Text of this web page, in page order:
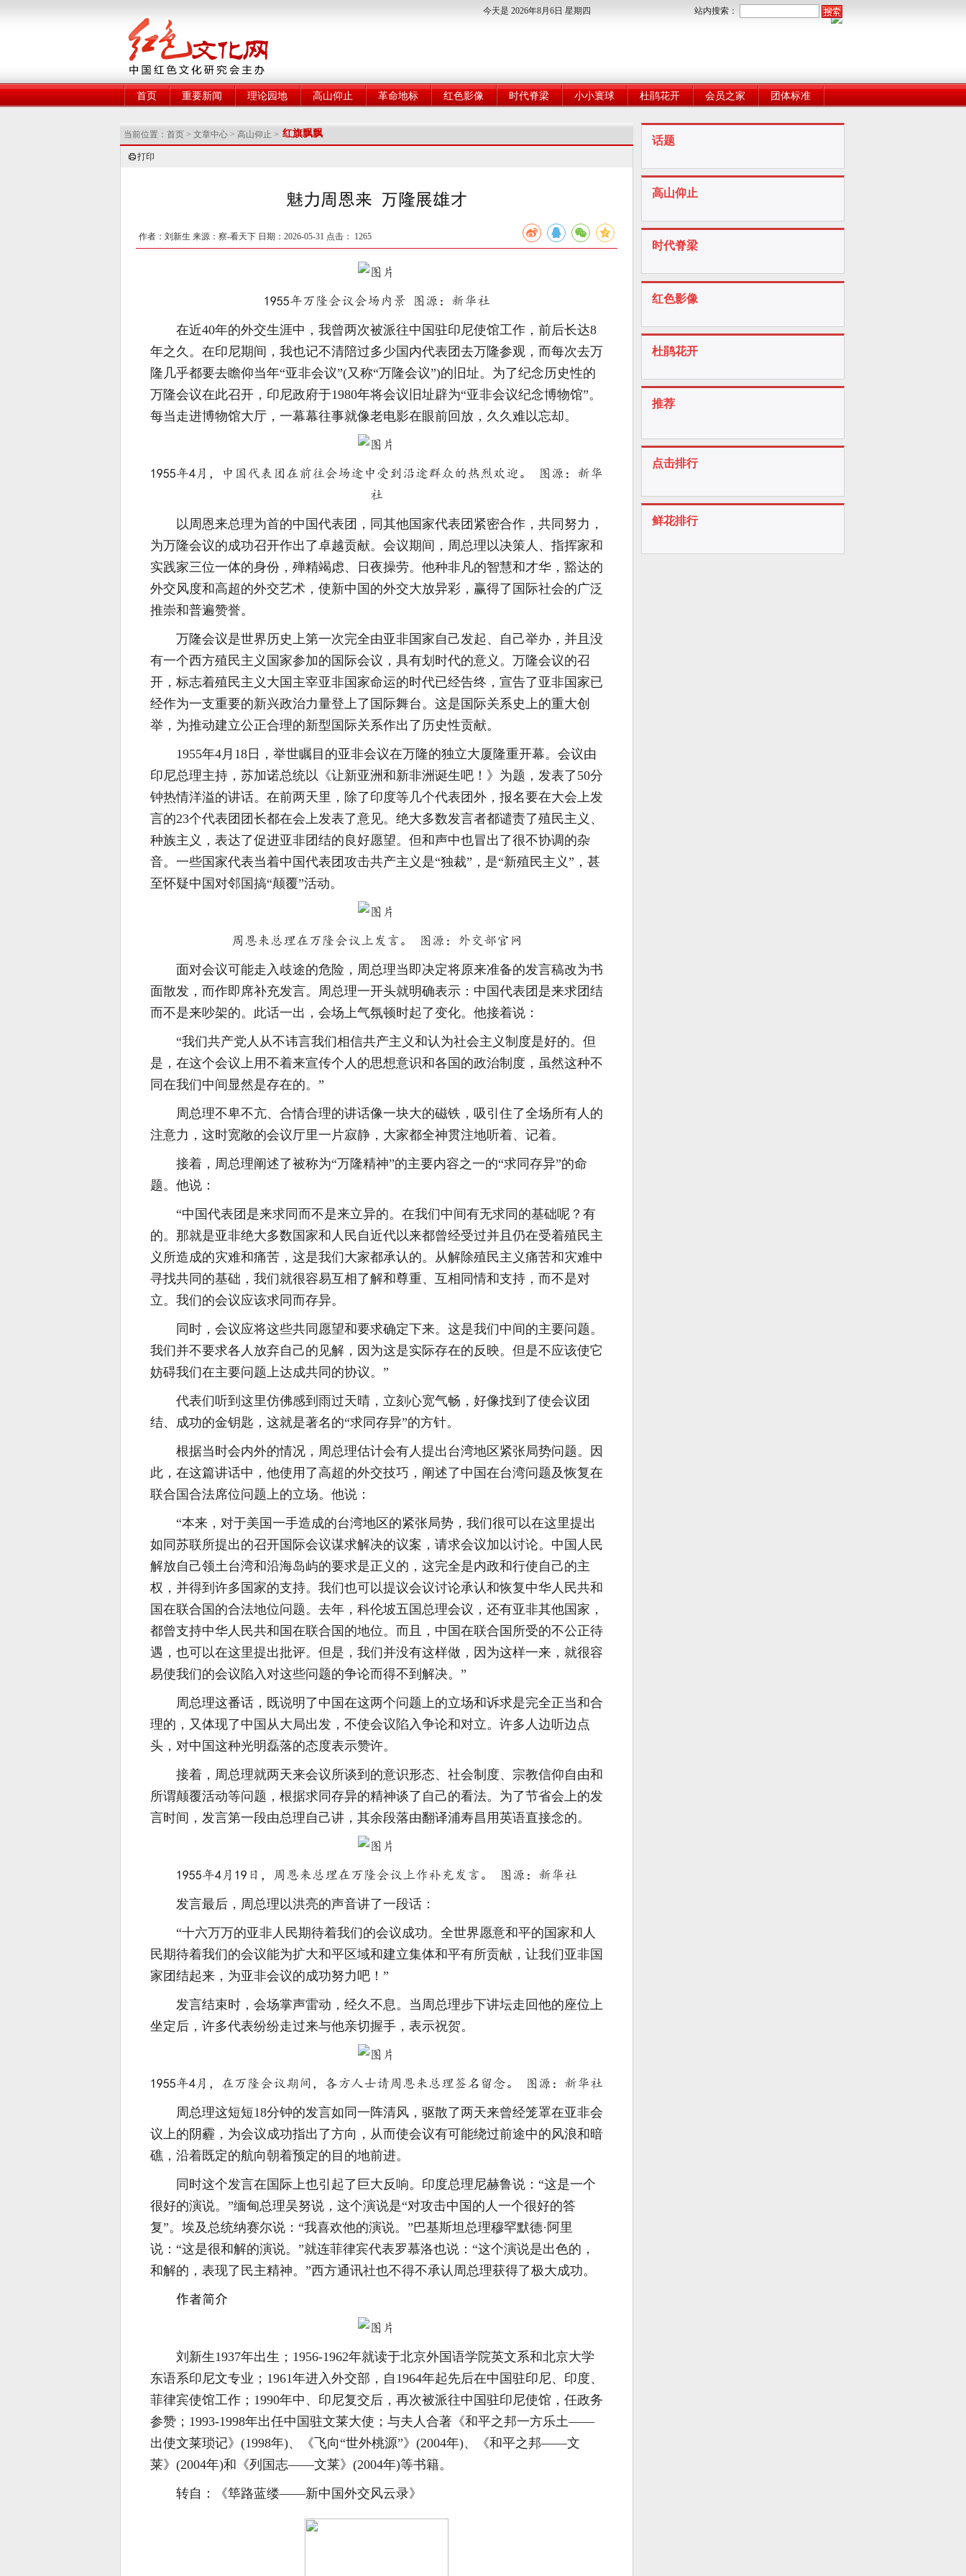
今天是 2026年8月6日 星期四 站内搜索：
首页 重要新闻 理论园地 高山仰止 革命地标 红色影像 时代脊梁 小小寰球 杜鹃花开 会员之家 团体标准
当前位置：首页 >文章中心 >高山仰止 > 红旗飘飘
打印
魅力周恩来 万隆展雄才
作者：刘新生 来源：察-看天下 日期：2026-05-31 点击： 1265
1955年万隆会议会场内景 图源：新华社
在近40年的外交生涯中，我曾两次被派往中国驻印尼使馆工作，前后长达8
年之久。在印尼期间，我也记不清陪过多少国内代表团去万隆参观，而每次去万
隆几乎都要去瞻仰当年“亚非会议”(又称“万隆会议”)的旧址。为了纪念历史性的
万隆会议在此召开，印尼政府于1980年将会议旧址辟为“亚非会议纪念博物馆”。
每当走进博物馆大厅，一幕幕往事就像老电影在眼前回放，久久难以忘却。
1955年4月，中国代表团在前往会场途中受到沿途群众的热烈欢迎。 图源：新华
社
以周恩来总理为首的中国代表团，同其他国家代表团紧密合作，共同努力，
为万隆会议的成功召开作出了卓越贡献。会议期间，周总理以决策人、指挥家和
实践家三位一体的身份，殚精竭虑、日夜操劳。他种非凡的智慧和才华，豁达的
外交风度和高超的外交艺术，使新中国的外交大放异彩，赢得了国际社会的广泛
推崇和普遍赞誉。
万隆会议是世界历史上第一次完全由亚非国家自己发起、自己举办，并且没
有一个西方殖民主义国家参加的国际会议，具有划时代的意义。万隆会议的召
开，标志着殖民主义大国主宰亚非国家命运的时代已经告终，宣告了亚非国家已
经作为一支重要的新兴政治力量登上了国际舞台。这是国际关系史上的重大创
举，为推动建立公正合理的新型国际关系作出了历史性贡献。
1955年4月18日，举世瞩目的亚非会议在万隆的独立大厦隆重开幕。会议由
印尼总理主持，苏加诺总统以《让新亚洲和新非洲诞生吧！》为题，发表了50分
钟热情洋溢的讲话。在前两天里，除了印度等几个代表团外，报名要在大会上发
言的23个代表团团长都在会上发表了意见。绝大多数发言者都谴责了殖民主义、
种族主义，表达了促进亚非团结的良好愿望。但和声中也冒出了很不协调的杂
音。一些国家代表当着中国代表团攻击共产主义是“独裁”，是“新殖民主义”，甚
至怀疑中国对邻国搞“颠覆”活动。
周恩来总理在万隆会议上发言。 图源：外交部官网
面对会议可能走入歧途的危险，周总理当即决定将原来准备的发言稿改为书
面散发，而作即席补充发言。周总理一开头就明确表示：中国代表团是来求团结
而不是来吵架的。此话一出，会场上气氛顿时起了变化。他接着说：
“我们共产党人从不讳言我们相信共产主义和认为社会主义制度是好的。但
是，在这个会议上用不着来宣传个人的思想意识和各国的政治制度，虽然这种不
同在我们中间显然是存在的。”
周总理不卑不亢、合情合理的讲话像一块大的磁铁，吸引住了全场所有人的
注意力，这时宽敞的会议厅里一片寂静，大家都全神贯注地听着、记着。
接着，周总理阐述了被称为“万隆精神”的主要内容之一的“求同存异”的命
题。他说：
“中国代表团是来求同而不是来立异的。在我们中间有无求同的基础呢？有
的。那就是亚非绝大多数国家和人民自近代以来都曾经受过并且仍在受着殖民主
义所造成的灾难和痛苦，这是我们大家都承认的。从解除殖民主义痛苦和灾难中
寻找共同的基础，我们就很容易互相了解和尊重、互相同情和支持，而不是对
立。我们的会议应该求同而存异。
同时，会议应将这些共同愿望和要求确定下来。这是我们中间的主要问题。
我们并不要求各人放弃自己的见解，因为这是实际存在的反映。但是不应该使它
妨碍我们在主要问题上达成共同的协议。”
代表们听到这里仿佛感到雨过天晴，立刻心宽气畅，好像找到了使会议团
结、成功的金钥匙，这就是著名的“求同存异”的方针。
根据当时会内外的情况，周总理估计会有人提出台湾地区紧张局势问题。因
此，在这篇讲话中，他使用了高超的外交技巧，阐述了中国在台湾问题及恢复在
联合国合法席位问题上的立场。他说：
“本来，对于美国一手造成的台湾地区的紧张局势，我们很可以在这里提出
如同苏联所提出的召开国际会议谋求解决的议案，请求会议加以讨论。中国人民
解放自己领土台湾和沿海岛屿的要求是正义的，这完全是内政和行使自己的主
权，并得到许多国家的支持。我们也可以提议会议讨论承认和恢复中华人民共和
国在联合国的合法地位问题。去年，科伦坡五国总理会议，还有亚非其他国家，
都曾支持中华人民共和国在联合国的地位。而且，中国在联合国所受的不公正待
遇，也可以在这里提出批评。但是，我们并没有这样做，因为这样一来，就很容
易使我们的会议陷入对这些问题的争论而得不到解决。”
周总理这番话，既说明了中国在这两个问题上的立场和诉求是完全正当和合
理的，又体现了中国从大局出发，不使会议陷入争论和对立。许多人边听边点
头，对中国这种光明磊落的态度表示赞许。
接着，周总理就两天来会议所谈到的意识形态、社会制度、宗教信仰自由和
所谓颠覆活动等问题，根据求同存异的精神谈了自己的看法。为了节省会上的发
言时间，发言第一段由总理自己讲，其余段落由翻译浦寿昌用英语直接念的。
1955年4月19日，周恩来总理在万隆会议上作补充发言。 图源：新华社
发言最后，周总理以洪亮的声音讲了一段话：
“十六万万的亚非人民期待着我们的会议成功。全世界愿意和平的国家和人
民期待着我们的会议能为扩大和平区域和建立集体和平有所贡献，让我们亚非国
家团结起来，为亚非会议的成功努力吧！”
发言结束时，会场掌声雷动，经久不息。当周总理步下讲坛走回他的座位上
坐定后，许多代表纷纷走过来与他亲切握手，表示祝贺。
1955年4月，在万隆会议期间，各方人士请周恩来总理签名留念。 图源：新华社
周总理这短短18分钟的发言如同一阵清风，驱散了两天来曾经笼罩在亚非会
议上的阴霾，为会议成功指出了方向，从而使会议有可能绕过前途中的风浪和暗
礁，沿着既定的航向朝着预定的目的地前进。
同时这个发言在国际上也引起了巨大反响。印度总理尼赫鲁说：“这是一个
很好的演说。”缅甸总理吴努说，这个演说是“对攻击中国的人一个很好的答
复”。埃及总统纳赛尔说：“我喜欢他的演说。”巴基斯坦总理穆罕默德·阿里
说：“这是很和解的演说。”就连菲律宾代表罗慕洛也说：“这个演说是出色的，
和解的，表现了民主精神。”西方通讯社也不得不承认周总理获得了极大成功。
作者简介
刘新生1937年出生；1956-1962年就读于北京外国语学院英文系和北京大学
东语系印尼文专业；1961年进入外交部，自1964年起先后在中国驻印尼、印度、
菲律宾使馆工作；1990年中、印尼复交后，再次被派往中国驻印尼使馆，任政务
参赞；1993-1998年出任中国驻文莱大使；与夫人合著《和平之邦一方乐土——
出使文莱琐记》(1998年)、《飞向“世外桃源”》(2004年)、《和平之邦——文
莱》(2004年)和《列国志——文莱》(2004年)等书籍。
转自：《筚路蓝缕——新中国外交风云录》
话题
高山仰止
时代脊梁
红色影像
杜鹃花开
推荐
点击排行
鲜花排行